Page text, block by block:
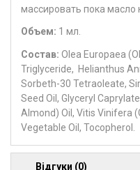
массировать пока масло
Объем: 1 мл.
Состав: Olea Europaea
Triglyceride, Helianthus
Sorbeth-30 Tetraoleate,
Seed Oil, Glyceryl
Almond) Oil, Vitis Vinifera
Vegetable Oil, Tocopherol.
Відгуки (0)